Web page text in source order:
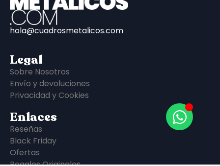
hola@cuadrosmetalicos.com
Legal
Sobre Nosotros
Envío y devoluciones
Privacidad y Cookies
Enlaces
Reseñas
Black Friday
Ofertas